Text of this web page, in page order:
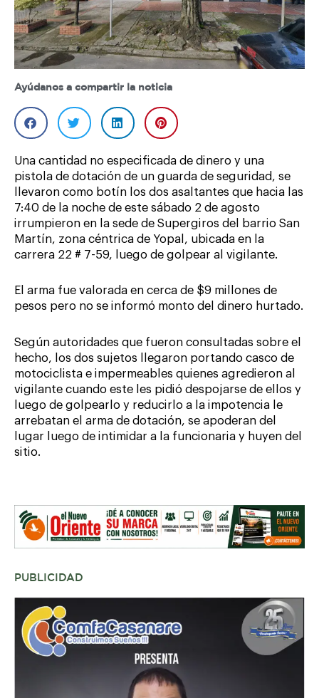
Ayúdanos a compartir la noticia
Una cantidad no especificada de dinero y una
pistola de dotación de un guarda de seguridad, se
llevaron como botín los dos asaltantes que hacia las
7:40 de la noche de este sábado 2 de agosto
irrumpieron en la sede de Supergiros del barrio San
Martín, zona céntrica de Yopal, ubicada en la
carrera 22 # 7-59, luego de golpear al vigilante.
El arma fue valorada en cerca de $9 millones de
pesos pero no se informó monto del dinero hurtado.
Según autoridades que fueron consultadas sobre el
hecho, los dos sujetos llegaron portando casco de
motociclista e impermeables quienes agredieron al
vigilante cuando este les pidió despojarse de ellos y
luego de golpearlo y reducirlo a la impotencia le
arrebatan el arma de dotación, se apoderan del
lugar luego de intimidar a la funcionaria y huyen del
sitio.
PUBLICIDAD